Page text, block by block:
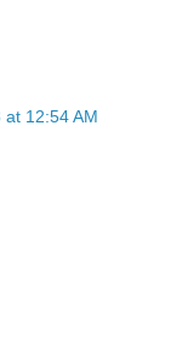
12:54 AM